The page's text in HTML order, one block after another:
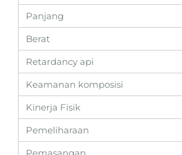
Panjang
Berat
Retardancy api
Keamanan komposisi
Kinerja Fisik
Pemeliharaan